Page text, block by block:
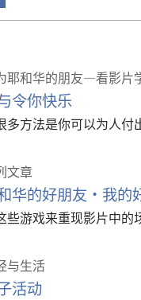
耶和华的朋友—看影片
令你快乐
多方法是你可以为人付
文章
华的好朋友·我的
些游戏来重现影片中的
与生活
活动